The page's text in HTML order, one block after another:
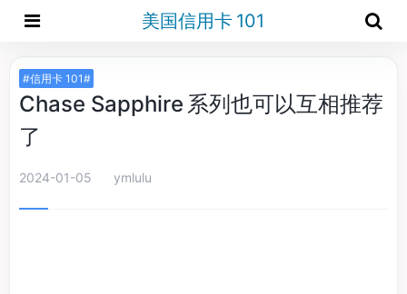
美国信用卡 101
#信用卡 101#
Chase Sapphire 系列也可以互相推荐
了
2024-01-05 ymlulu